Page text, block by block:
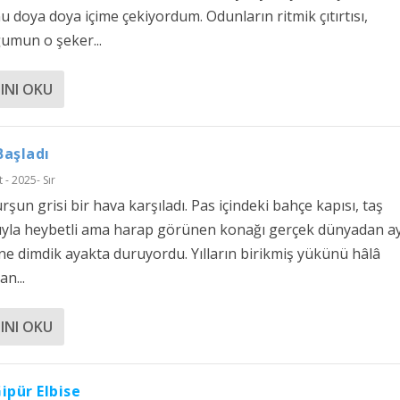
doya doya içime çekiyordum. Odunların ritmik çıtırtısı,
o şeker...
OKU
- 2025- Sır
grisi bir hava karşıladı. Pas içindeki bahçe kapısı, taş
heybetli ama harap görünen konağı gerçek dünyadan
dimdik ayakta duruyordu. Yılların birikmiş yükünü hâlâ
OKU
Elbise